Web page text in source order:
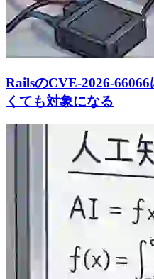
RailsのCVE-2026-
くても対象になる